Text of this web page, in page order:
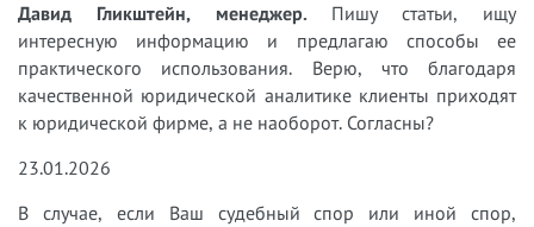
Давид Гликштейн, менеджер. Пишу статьи, ищу
интересную информацию и предлагаю способы ее
практического использования. Верю, что благодаря
качественной юридической аналитике клиенты приходят
к юридической фирме, а не наоборот. Согласны?
23.01.2026
В случае, если Ваш судебный спор или иной спор,